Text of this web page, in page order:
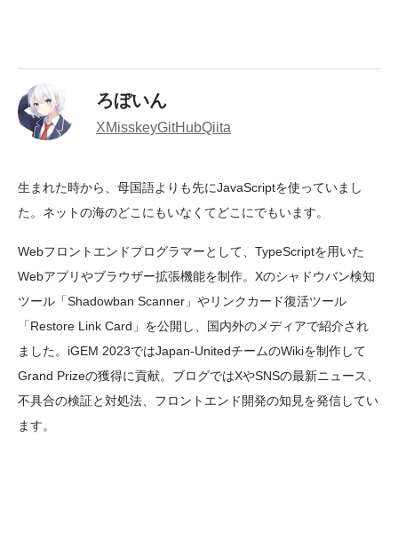
ろぼいん
XMisskeyGitHubQiita
生まれた時から、母国語よりも先にJavaScriptを使っていまし
た。ネットの海のどこにもいなくてどこにでもいます。
Webフロントエンドプログラマーとして、TypeScriptを用いた
Webアプリやブラウザー拡張機能を制作。Xのシャドウバン検知
ツール「Shadowban Scanner」やリンクカード復活ツール
「Restore Link Card」を公開し、国内外のメディアで紹介され
ました。iGEM 2023ではJapan-UnitedチームのWikiを制作して
Grand Prizeの獲得に貢献。ブログではXやSNSの最新ニュース、
不具合の検証と対処法、フロントエンド開発の知見を発信してい
ます。